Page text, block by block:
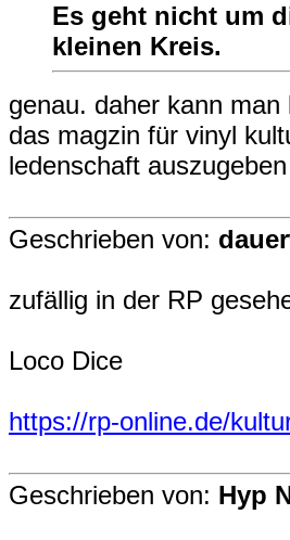
Es geht nicht um
kleinen Kreis.
genau. daher kann
das magzin für vinyl
ledenschaft auszugeben
Geschrieben von:
zufällig in der RP
Loco Dice
https://rp-online.de/
Geschrieben von: Hyp